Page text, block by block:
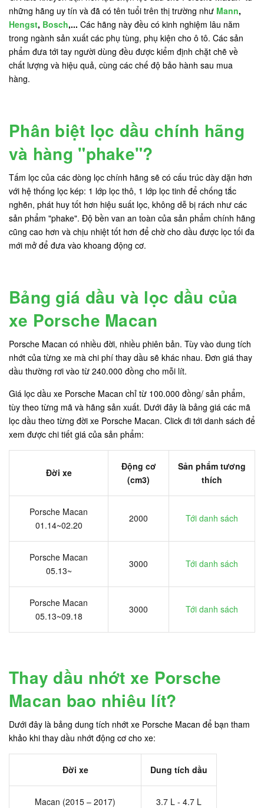
những hãng uy tín và đã có tên tuổi trên thị trường như Mann,
Hengst, Bosch,... Các hãng này đều có kinh nghiệm lâu năm
trong ngành sản xuất các phụ tùng, phụ kiện cho ô tô. Các sản
phẩm đưa tới tay người dùng đều được kiểm định chặt chẽ về
chất lượng và hiệu quả, cùng các chế độ bảo hành sau mua
hàng.
Phân biệt lọc dầu chính hãng
và hàng "phake"?
Tấm lọc của các dòng lọc chính hãng sẽ có cấu trúc dày dặn hơn
với hệ thống lọc kép: 1 lớp lọc thô, 1 lớp lọc tinh để chống tắc
nghẽn, phát huy tốt hơn hiệu suất lọc, không dễ bị rách như các
sản phẩm "phake". Độ bền van an toàn của sản phẩm chính hãng
cũng cao hơn và chịu nhiệt tốt hơn để chờ cho dầu được lọc tối đa
mới mở để đưa vào khoang động cơ.
Bảng giá dầu và lọc dầu của
xe Porsche Macan
Porsche Macan có nhiều đời, nhiều phiên bản. Tùy vào dung tích
nhớt của từng xe mà chi phí thay dầu sẽ khác nhau. Đơn giá thay
dầu thường rơi vào từ 240.000 đồng cho mỗi lít.
Giá lọc dầu xe Porsche Macan chỉ từ 100.000 đồng/ sản phẩm,
tùy theo từng mã và hãng sản xuất. Dưới đây là bảng giá các mã
lọc dầu theo từng đời xe Porsche Macan. Click đi tới danh sách để
xem được chi tiết giá của sản phẩm:
Đời xe
Động cơ
(cm3)
Sản phẩm tương
thích
Porsche Macan
01.14~02.20
2000 Tới danh sách
Porsche Macan
05.13~
3000 Tới danh sách
Porsche Macan
05.13~09.18
3000 Tới danh sách
Thay dầu nhớt xe Porsche
Macan bao nhiêu lít?
Dưới đây là bảng dung tích nhớt xe Porsche Macan để bạn tham
khảo khi thay dầu nhớt động cơ cho xe:
Đời xe Dung tích dầu
Macan (2015 – 2017) 3.7 L - 4.7 L